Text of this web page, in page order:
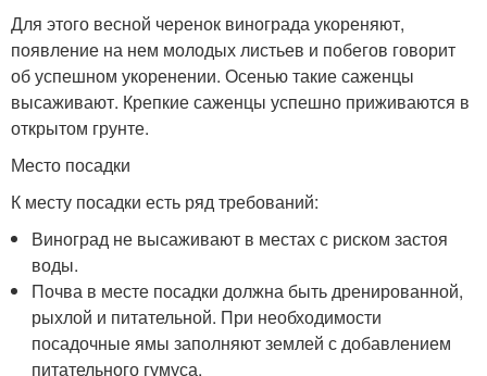
Для этого весной черенок винограда укореняют,
появление на нем молодых листьев и побегов говорит
об успешном укоренении. Осенью такие саженцы
высаживают. Крепкие саженцы успешно приживаются в
открытом грунте.
Место посадки
К месту посадки есть ряд требований:
Виноград не высаживают в местах с риском застоя
воды.
Почва в месте посадки должна быть дренированной,
рыхлой и питательной. При необходимости
посадочные ямы заполняют землей с добавлением
питательного гумуса.